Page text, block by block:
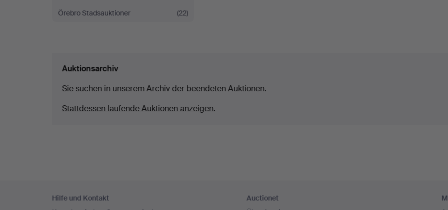
Örebro Stadsauktioner
(22)
Auktionsarchiv
Sie suchen in unserem Archiv der beendeten Auktionen.
Stattdessen laufende Auktionen anzeigen.
Navigation
Hilfe und Kontakt
Auctionet